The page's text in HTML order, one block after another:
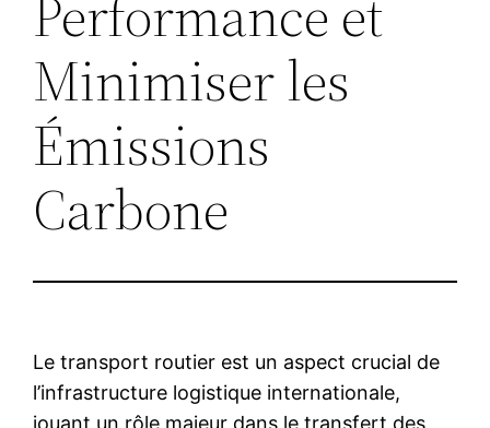
Performance et
Minimiser les
Émissions
Carbone
Le transport routier est un aspect crucial de
l’infrastructure logistique internationale,
jouant un rôle majeur dans le transfert des